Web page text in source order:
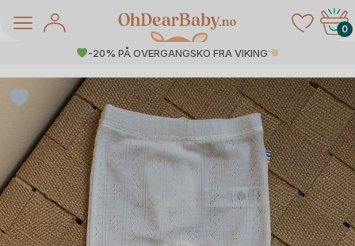
0
-20% PÅ OVERGANGSKO FRA VIKING